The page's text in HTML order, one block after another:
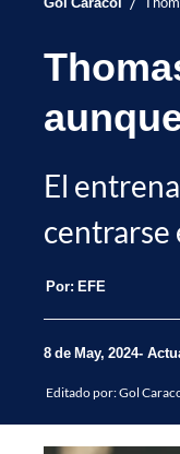
El
centrarse
Por: EFE
8 de May, 2024
Editado por:Gol